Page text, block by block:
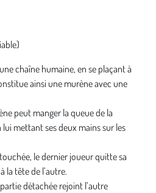
chaîne humaine, en se plaçant à
ainsi une murène avec une
peut manger la queue de la
lui mettant ses deux mains sur les
le dernier joueur quitte sa
la tête de l’autre.
détachée rejoint l’autre